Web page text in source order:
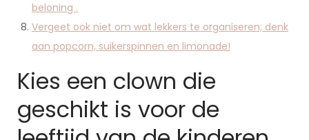
beloning .
Vergeet ook niet om wat lekkers te organiseren; denk
aan popcorn, suikerspinnen en limonade!
Kies een clown die
geschikt is voor de